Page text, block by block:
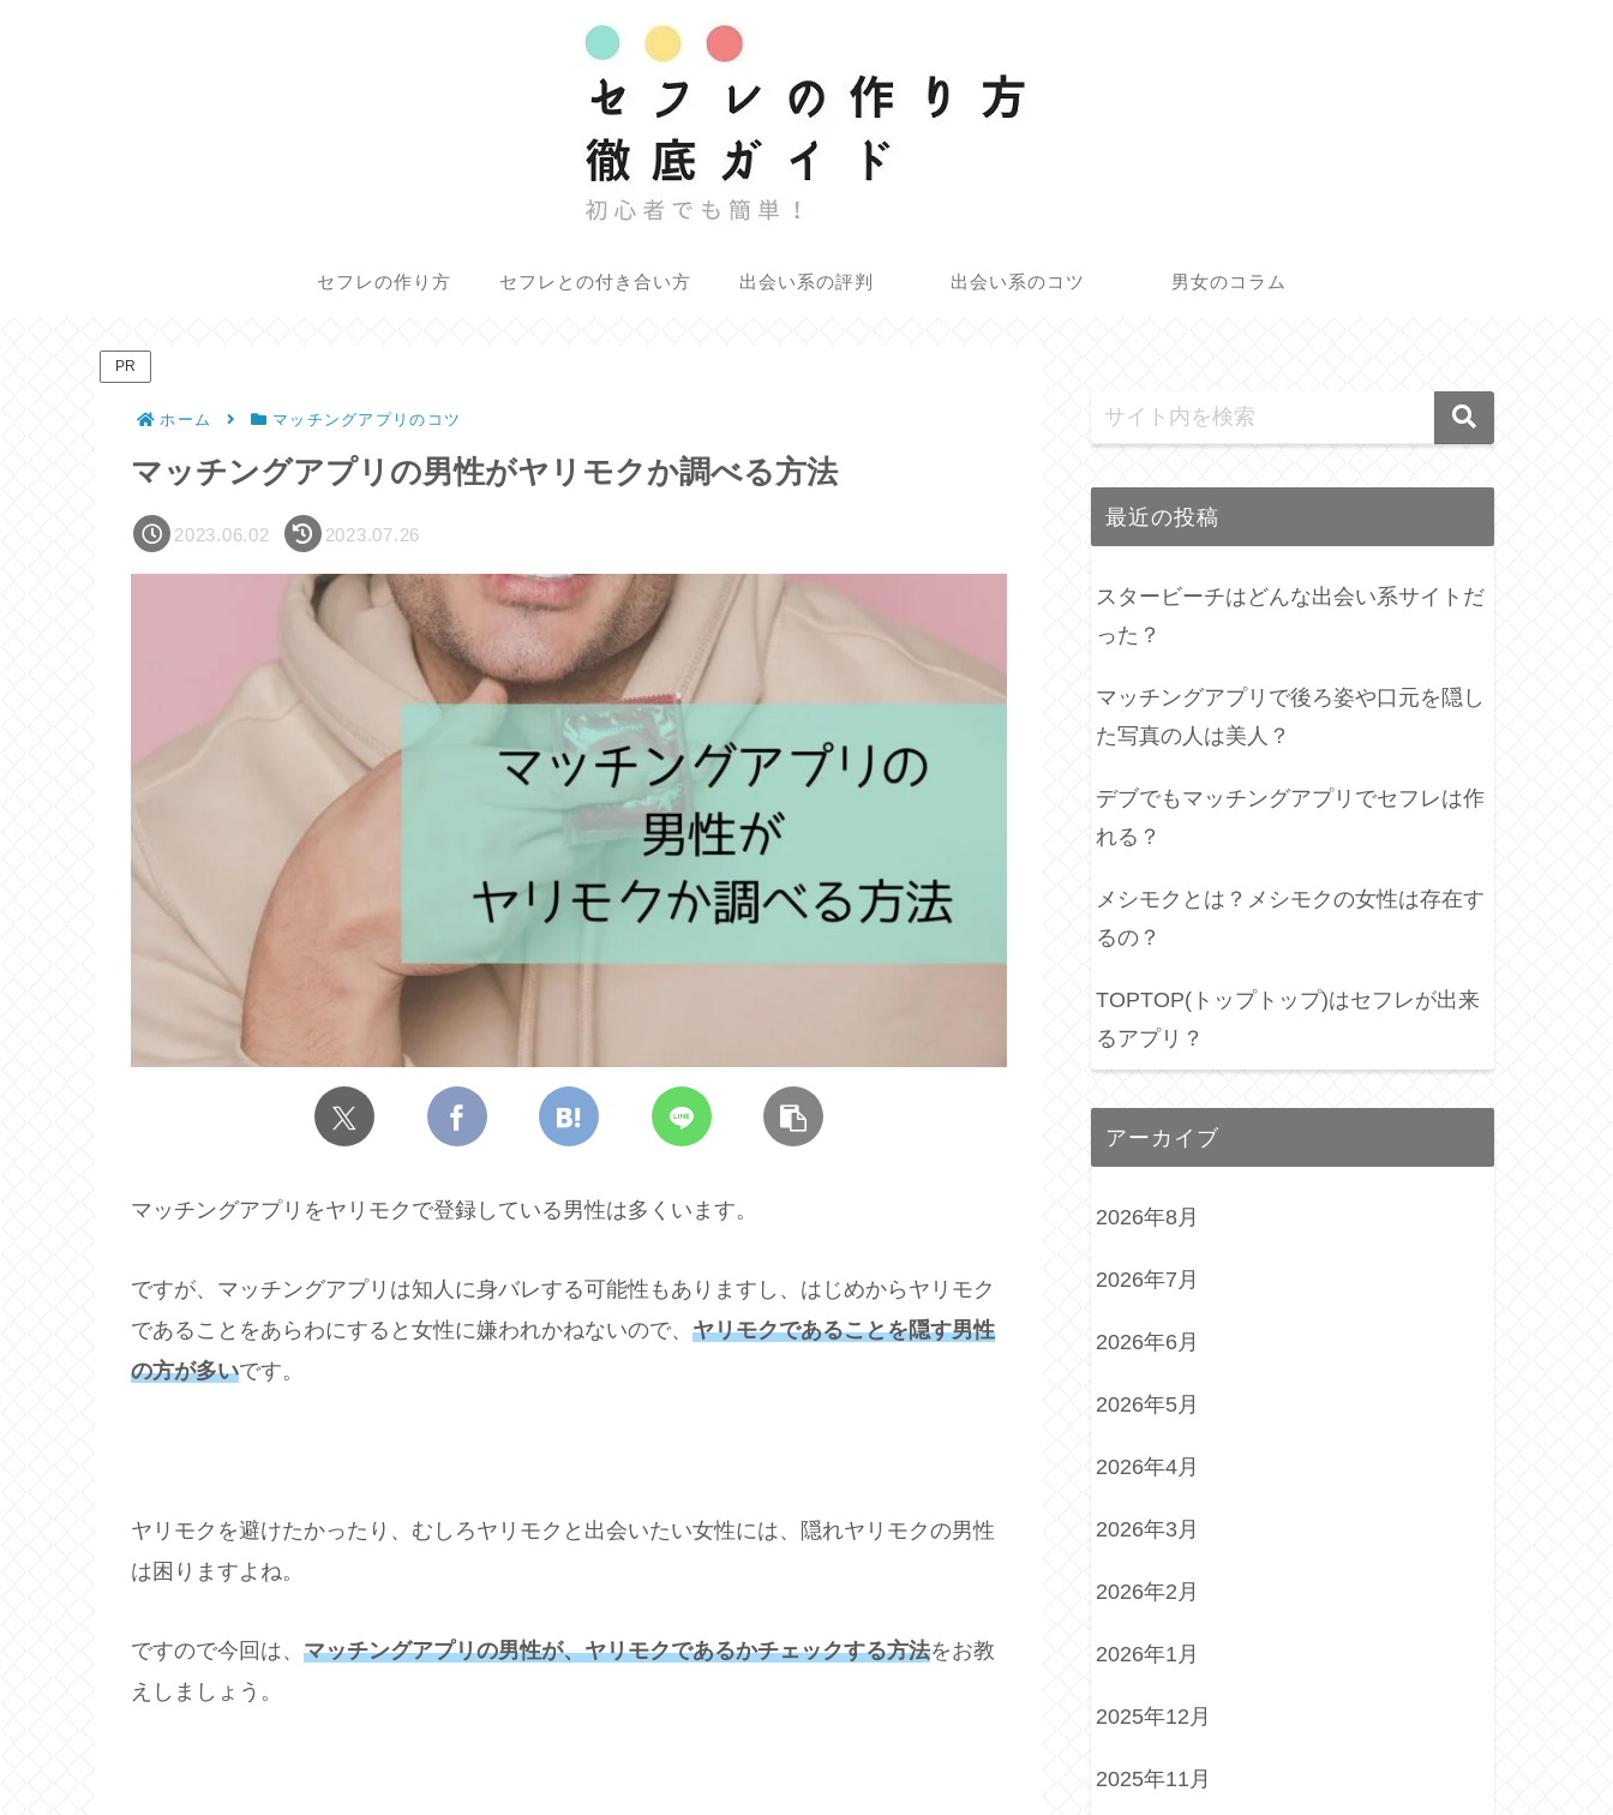
セフレの作り方 セフレとの付き合い方 出会い系の評判 出会い系のコツ 男女のコラム
PR
ホーム マッチングアプリのコツ
マッチングアプリの男性がヤリモクか調べる方法
2023.06.02 2023.07.26
マッチングアプリをヤリモクで登録している男性は多くいます。
ですが、マッチングアプリは知人に身バレする可能性もありますし、はじめからヤリモク
であることをあらわにすると女性に嫌われかねないので、 ヤリモクであることを隠す男性
の方が多いです。
ヤリモクを避けたかったり、むしろヤリモクと出会いたい女性には、隠れヤリモクの男性
は困りますよね。
ですので今回は、 マッチングアプリの男性が、ヤリモクであるかチェックする方法をお教
えしましょう。
最近の投稿
スタービーチはどんな出会い系サイトだ
った？
マッチングアプリで後ろ姿や口元を隠し
た写真の人は美人？
デブでもマッチングアプリでセフレは作
れる？
メシモクとは？メシモクの女性は存在す
るの？
TOPTOP(トップトップ)はセフレが出来
るアプリ？
アーカイブ
2026年8月
2026年7月
2026年6月
2026年5月
2026年4月
2026年3月
2026年2月
2026年1月
2025年12月
2025年11月